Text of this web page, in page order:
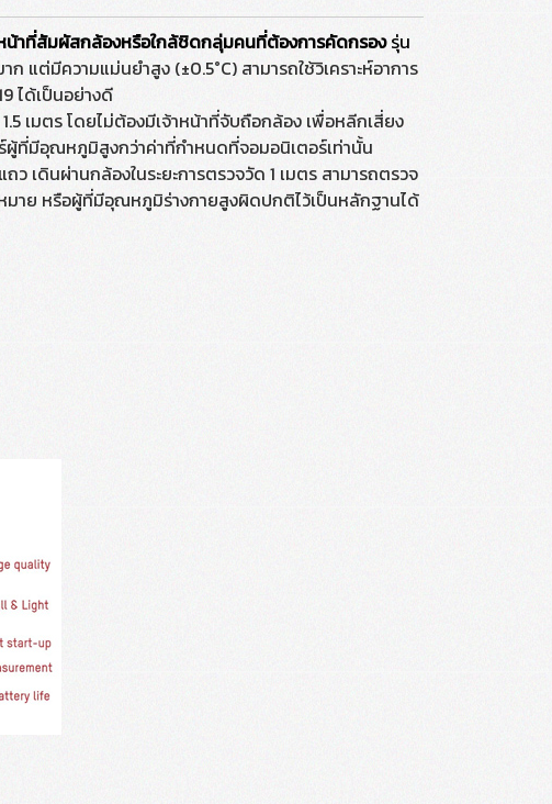
น้าที่สัมผัสกล้องหรือใกล้ชิดกลุ่มคนที่ต้องการคัดกรองรุ่น
แต่มีความแม่นยำสูง (±0.5°C) สามารถใช้วิเคราะห์อาการ
ได้เป็นอย่างดี
เมตร โดยไม่ต้องมีเจ้าหน้าที่จับถือกล้อง เพื่อหลีกเสี่ยง
ร์ผู้ที่มีอุณหภูมิสูงกว่าค่าที่กำหนดที่จอมอนิเตอร์เท่านั้น
ดินผ่านกล้องในระยะการตรวจวัด 1 เมตร สามารถตรวจ
มาย หรือผู้ที่มีอุณหภูมิร่างกายสูงผิดปกติไว้เป็นหลักฐานได้